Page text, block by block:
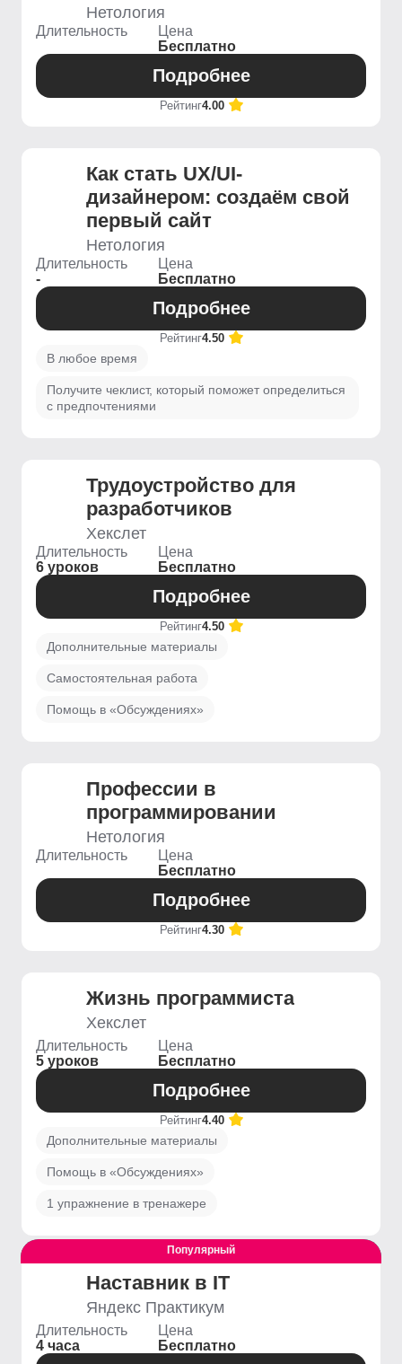
Нетология
Длительность
Цена
Бесплатно
Подробнее
Рейтинг4.00
Как стать UX/UI-
дизайнером: создаём свой
первый сайт
Нетология
Длительность
-
Цена
Бесплатно
Подробнее
Рейтинг4.50
В любое время
Получите чеклист, который поможет определиться
с предпочтениями
Трудоустройство для
разработчиков
Хекслет
Длительность
6 уроков
Цена
Бесплатно
Подробнее
Рейтинг4.50
Дополнительные материалы
Самостоятельная работа
Помощь в «Обсуждениях»
Профессии в
программировании
Нетология
Длительность
Цена
Бесплатно
Подробнее
Рейтинг4.30
Жизнь программиста
Хекслет
Длительность
5 уроков
Цена
Бесплатно
Подробнее
Рейтинг4.40
Дополнительные материалы
Помощь в «Обсуждениях»
1 упражнение в тренажере
Выгодный
Популярный
Наставник в IT
Яндекс Практикум
Длительность
4 часа
Цена
Бесплатно